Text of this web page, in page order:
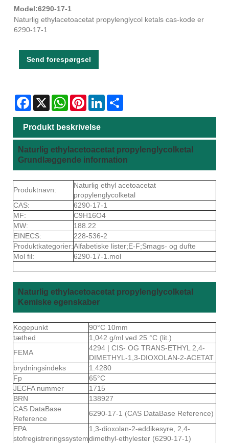
Model:6290-17-1
Naturlig ethylacetoacetat propylenglycol ketals cas-kode er
6290-17-1
Send forespørgsel
Facebook
X WhatsAppPinterestLinkedIn
Produkt beskrivelse
Naturlig ethylacetoacetat propylenglycolketal
Grundlæggende information
Produktnavn:
Naturlig ethyl acetoacetat
propylenglycolketal
CAS:
6290-17-1
MF:
C9H16O4
MW:
188.22
EINECS:
228-536-2
Produktkategorier:Alfabetiske lister;E-F;Smags- og dufte
Mol fil:
6290-17-1.mol
Naturlig ethylacetoacetat propylenglycolketal
Kemiske egenskaber
Kogepunkt
90°C 10mm
tæthed
1,042 g/ml ved 25 °C (lit.)
FEMA
4294 | CIS- OG TRANS-ETHYL 2,4-
DIMETHYL-1,3-DIOXOLAN-2-ACETAT
brydningsindeks
1.4280
Fp
65°C
JECFA nummer
1715
BRN
138927
CAS DataBase
Reference
6290-17-1 (CAS DataBase Reference)
EPA
stofregistreringssystem
1,3-dioxolan-2-eddikesyre, 2,4-
dimethyl-ethylester (6290-17-1)